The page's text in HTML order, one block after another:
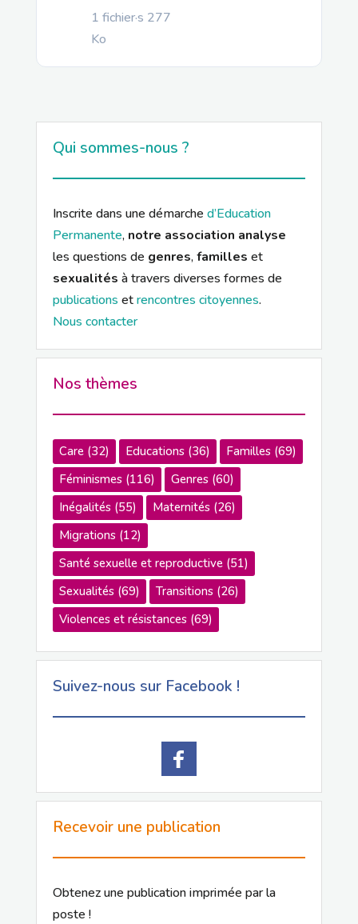
1 fichier·s 277
Ko
Qui sommes-nous ?
Inscrite dans une démarche d’Education
Permanente, notre association analyse
les questions de genres,familles et
sexualités à travers diverses formes de
publications etrencontres citoyennes.
Nous contacter
Nos thèmes
Care(32) Educations(36) Familles(69)
Féminismes(116) Genres(60)
Inégalités(55) Maternités(26)
Migrations(12)
Santé sexuelle et reproductive(51)
Sexualités(69) Transitions(26)
Violences et résistances(69)
Suivez-nous sur Facebook !
Recevoir une publication
Obtenez une publication imprimée par la
poste !